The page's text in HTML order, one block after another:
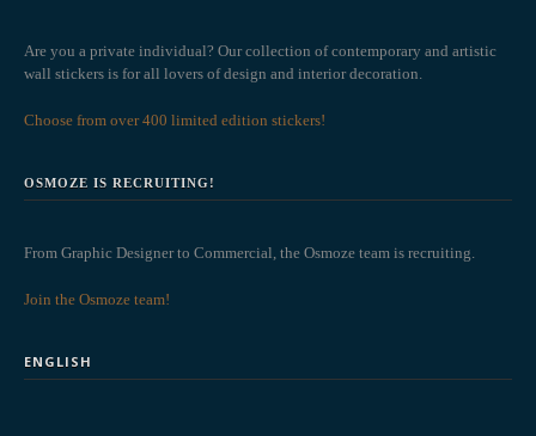
Are you a private individual? Our collection of contemporary and artistic
wall stickers is for all lovers of design and interior decoration.
Choose from over 400 limited edition stickers!
OSMOZE IS RECRUITING!
From Graphic Designer to Commercial, the Osmoze team is recruiting.
Join the Osmoze team!
ENGLISH